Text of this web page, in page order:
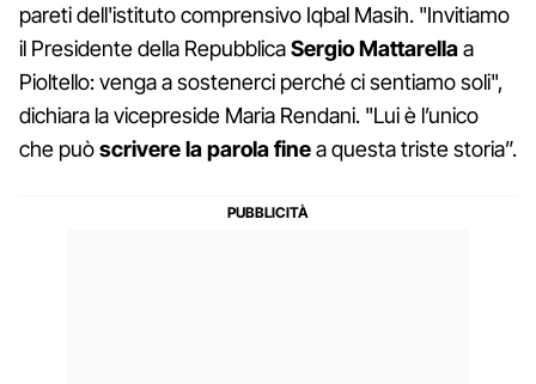
pareti dell'istituto comprensivo Iqbal Masih. "Invitiamo
il Presidente della RepubblicaSergio Mattarellaa
Pioltello: venga a sostenerci perché ci sentiamo soli",
dichiara la vicepreside Maria Rendani. "Lui è l’unico
che puòscrivere la parola finea questa triste storia”.